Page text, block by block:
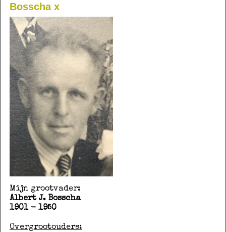
Bosscha x
Mijn grootvader:
Albert J. Bosscha
1901 - 1950
Overgrootouders: